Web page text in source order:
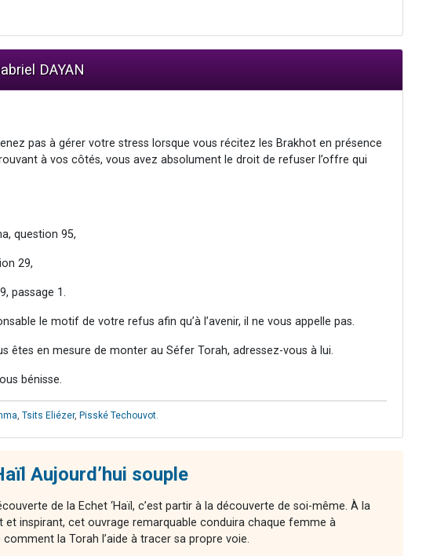
DAYAN
pas à gérer votre stress lorsque vous récitez les Brakhot en présence
à vos côtés, vous avez absolument le droit de refuser l’offre qui
question 95,
29,
passage 1.
le motif de votre refus afin qu’à l’avenir, il ne vous appelle pas.
êtes en mesure de monter au Séfer Torah, adressez-vous à lui.
bénisse.
Tsits Eliézer, Pisské Techouvot
Aujourd’hui souple
de la Echet ‘Haïl, c’est partir à la découverte de soi-même. À la
et inspirant, cet ouvrage remarquable conduira chaque femme à
la Torah l’aide à tracer sa propre voie.